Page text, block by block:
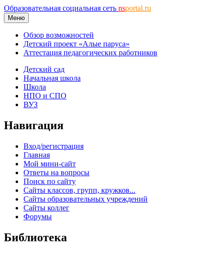
Образовательная социальная сеть nsportal.ru
Меню
Обзор возможностей
Детский проект «Алые паруса»
Аттестация педагогических работников
Детский сад
Начальная школа
Школа
НПО и СПО
ВУЗ
Навигация
Вход/регистрация
Главная
Мой мини-сайт
Ответы на вопросы
Поиск по сайту
Сайты классов, групп, кружков...
Сайты образовательных учреждений
Сайты коллег
Форумы
Библиотека